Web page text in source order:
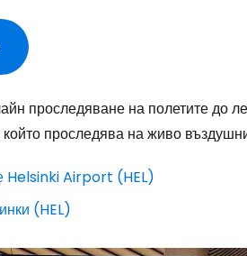
проследяване на полетите до
проследява на живо
Helsinki Airport (HEL)
(HEL)
Cestee
на туристите
Продължете с Google
Продължете с